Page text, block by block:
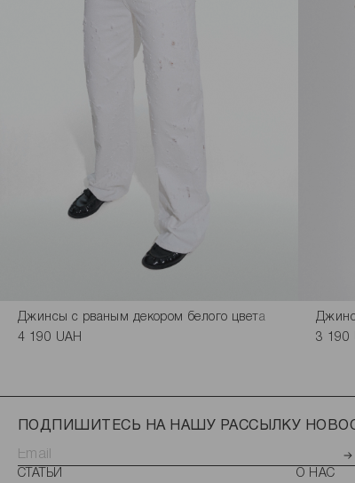
Джинсы с рваным декором белого цвета
4 190 UAH
3 190
ПОДПИШИТЕСЬ НА НАШУ РАССЫЛКУ
СТАТЬИ О НАС